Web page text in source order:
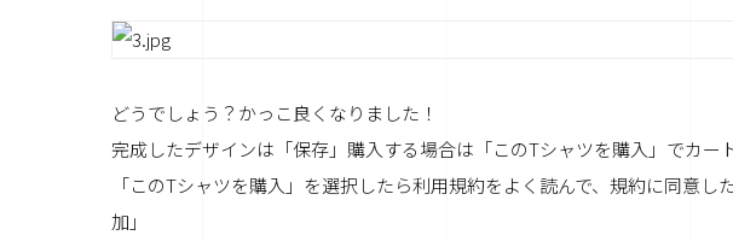
どうでしょう？かっこ良くなりました！
完成したデザインは「保存」購入する場合は「このTシャツを購入」でカー
「このTシャツを購入」を選択したら利用規約をよく読んで、規約に同意
加」